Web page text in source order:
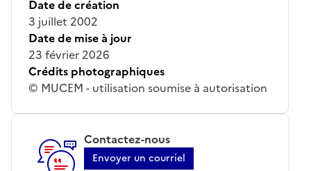
Date de création
3 juillet 2002
Date de mise à jour
23 février 2026
Crédits photographiques
© MUCEM - utilisation soumise à autorisation
Contactez-nous
Envoyer un courriel